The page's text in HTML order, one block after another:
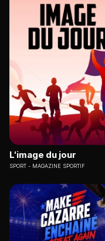
L'image du jour
SPORT MAGAZINE SPORTIF